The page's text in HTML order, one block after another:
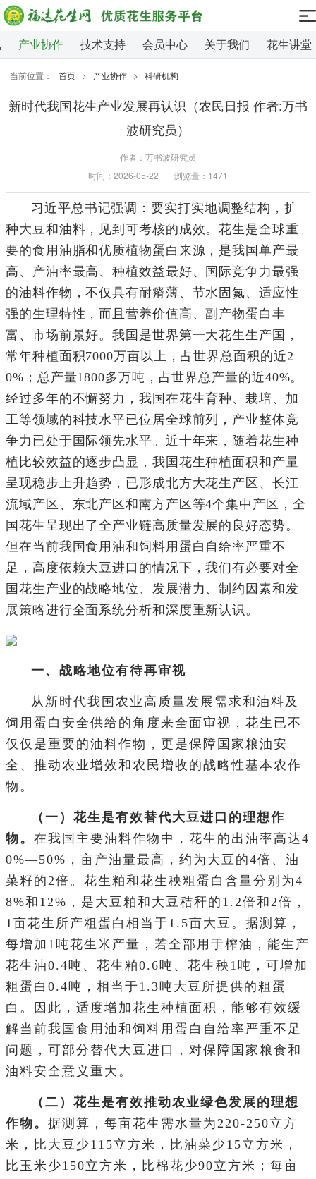
产业协作 技术支持 会员中心 关于我们 花生讲堂
当前位置： 首页 > 产业协作 > 科研机构
新时代我国花生产业发展再认识（农民日报 作者:万书
波研究员）
作者：万书波研究员
时间：2026-05-22
浏览量：1471
习近平总书记强调：要实打实地调整结构，扩
种大豆和油料，见到可考核的成效。花生是全球重
要的食用油脂和优质植物蛋白来源，是我国单产最
高、产油率最高、种植效益最好、国际竞争力最强
的油料作物，不仅具有耐瘠薄、节水固氮、适应性
强的生理特性，而且营养价值高、副产物蛋白丰
富、市场前景好。我国是世界第一大花生生产国，
常年种植面积7000万亩以上，占世界总面积的近2
0%；总产量1800多万吨，占世界总产量的近40%。
经过多年的不懈努力，我国在花生育种、栽培、加
工等领域的科技水平已位居全球前列，产业整体竞
争力已处于国际领先水平。近十年来，随着花生种
植比较效益的逐步凸显，我国花生种植面积和产量
呈现稳步上升趋势，已形成北方大花生产区、长江
流域产区、东北产区和南方产区等4个集中产区，全
国花生呈现出了全产业链高质量发展的良好态势。
但在当前我国食用油和饲料用蛋白自给率严重不
足，高度依赖大豆进口的情况下，我们有必要对全
国花生产业的战略地位、发展潜力、制约因素和发
展策略进行全面系统分析和深度重新认识。
一、战略地位有待再审视
从新时代我国农业高质量发展需求和油料及
饲用蛋白安全供给的角度来全面审视，花生已不
仅仅是重要的油料作物，更是保障国家粮油安
全、推动农业增效和农民增收的战略性基本农作
物。
（一）花生是有效替代大豆进口的理想作
物。 在我国主要油料作物中，花生的出油率高达4
0%—50%，亩产油量最高，约为大豆的4倍、油
菜籽的2倍。花生粕和花生秧粗蛋白含量分别为4
8%和12%，是大豆粕和大豆秸秆的1.2倍和2倍，
1亩花生所产粗蛋白相当于1.5亩大豆。据测算，
每增加1吨花生米产量，若全部用于榨油，能生产
花生油0.4吨、花生粕0.6吨、花生秧1吨，可增加
粗蛋白0.4吨，相当于1.3吨大豆所提供的粗蛋
白。因此，适度增加花生种植面积，能够有效缓
解当前我国食用油和饲料用蛋白自给率严重不足
问题，可部分替代大豆进口，对保障国家粮食和
油料安全意义重大。
（二）花生是有效推动农业绿色发展的理想
作物。 据测算，每亩花生需水量为220-250立方
米，比大豆少115立方米，比油菜少15立方米，
比玉米少150立方米，比棉花少90立方米；每亩